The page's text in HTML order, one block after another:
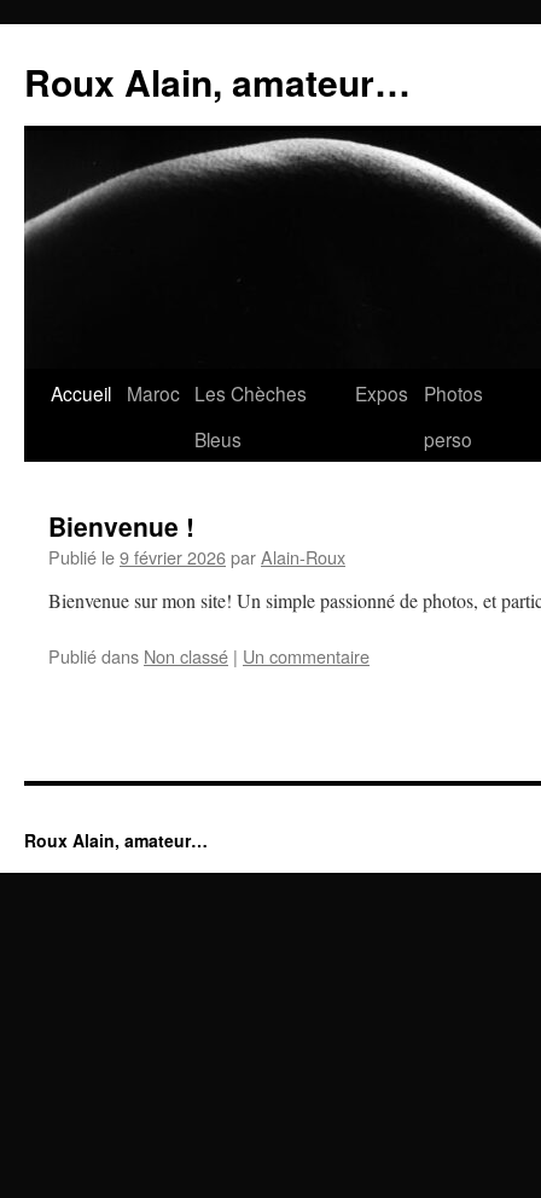
contenu
Roux Alain, amateur…
Accueil Maroc Les Chèches
Bleus
Expos
Photos
perso
Bienvenue !
Publié le9 février 2026parAlain-Roux
Bienvenue sur mon site! Un simple passionné de photos, et
Publié dans Non classé | Un commentaire
Roux Alain, amateur…